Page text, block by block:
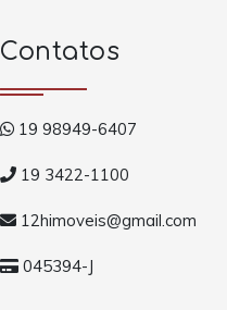
Contatos
19 98949-6407
19 3422-1100
12himoveis@gmail.com
045394-J